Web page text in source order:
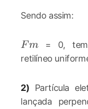
Sendo assim:
Fm
Fm= 0,
retilíneo
2) Partícula
lançada